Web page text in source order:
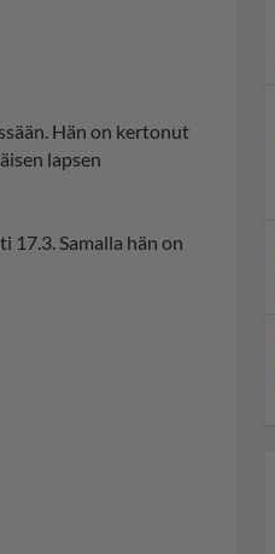
Hän on kertonut
lapsen
Samalla hän on